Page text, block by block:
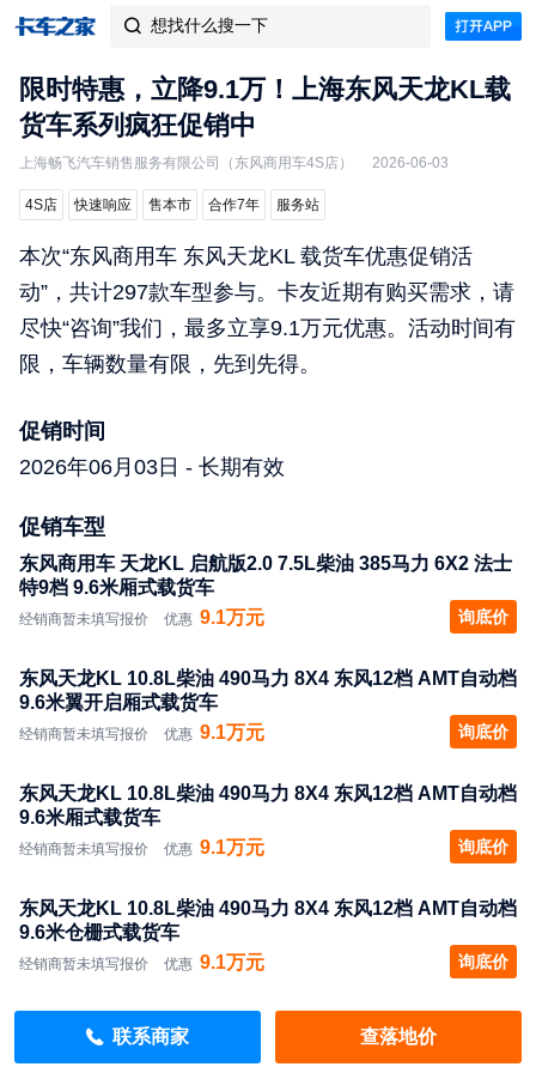
 想找什么搜一下
限时特惠，立降9.1万！上海东风天龙KL载
货车系列疯狂促销中
上海畅飞汽车销售服务有限公司（东风商用车4S店） 2026-06-03
4S店 快速响应 售本市 合作7年 服务站
本次“东风商用车 东风天龙KL 载货车优惠促销活
动”，共计297款车型参与。卡友近期有购买需求，请
尽快“咨询”我们，最多立享9.1万元优惠。活动时间有
限，车辆数量有限，先到先得。
促销时间
2026年06月03日 - 长期有效
促销车型
东风商用车 天龙KL 启航版2.0 7.5L柴油 385马力 6X2 法士
特9档 9.6米厢式载货车
经销商暂未填写报价 优惠 9.1万元 询底价
东风天龙KL 10.8L柴油 490马力 8X4 东风12档 AMT自动档
9.6米翼开启厢式载货车
经销商暂未填写报价 优惠 9.1万元 询底价
东风天龙KL 10.8L柴油 490马力 8X4 东风12档 AMT自动档
9.6米厢式载货车
经销商暂未填写报价 优惠 9.1万元 询底价
东风天龙KL 10.8L柴油 490马力 8X4 东风12档 AMT自动档
9.6米仓栅式载货车
经销商暂未填写报价 优惠 9.1万元 询底价
东风天龙KL 10.8L柴油 490马力 8X4 东风12档 AMT自动档
9.6米栏板载货车
联系商家 查落地价